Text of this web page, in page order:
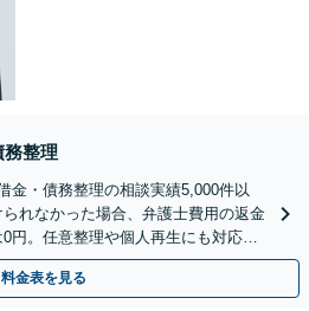
務整理
金・債務整理の相談実績5,000件以
れなかった場合、弁護士費用の返金
円。任意整理や個人再生にも対応
費用の分割払い可】
料金表を見る